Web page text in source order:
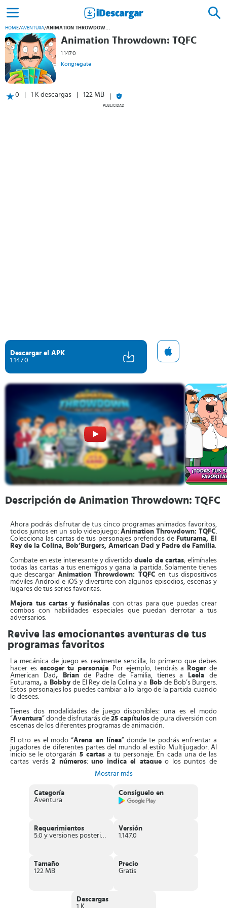
HOME/AVENTURA/ ANIMATION THROWDOWN: TQFC
Animation Throwdown: TQFC
1.147.0
Kongregate
0 1 K descargas 122 MB
PUBLICIDAD
Descargar el APK
1.147.0
Descripción de Animation Throwdown: TQFC
Ahora podrás disfrutar de tus cinco programas animados favoritos,
todos juntos en un solo videojuego: Animation Throwdown: TQFC.
Colecciona las cartas de tus personajes preferidos de Futurama, El
Rey de la Colina, Bob’Burgers, American Dad y Padre de Familia.
Combate en este interesante y divertido duelo de cartas; elimínales
todas las cartas a tus enemigos y gana la partida. Solamente tienes
que descargar Animation Throwdown: TQFC en tus dispositivos
móviles Android e iOS y divertirte con algunos episodios, escenas y
lugares de tus series favoritas.
Mejora tus cartas y fusiónalas con otras para que puedas crear
combos con habilidades especiales que puedan derrotar a tus
adversarios.
Revive las emocionantes aventuras de tus
programas favoritos
La mecánica de juego es realmente sencilla, lo primero que debes
hacer es escoger tu personaje. Por ejemplo, tendrás a Rogerde
American Dad, Briande Padre de Familia, tienes a Leelade
Futurama,a Bobbyde El Rey de la Colina y a Bobde Bob’s Burgers.
Estos personajes los puedes cambiar a lo largo de la partida cuando
lo desees.
Tienes dos modalidades de juego disponibles: una es el modo
“Aventura” donde disfrutarás de 25 capítulos de pura diversión con
escenas de los diferentes programas de animación.
El otro es el modo “Arena en línea” donde te podrás enfrentar a
jugadores de diferentes partes del mundo al estilo Multijugador. Al
inicio se le otorgarán 5 cartas a tu personaje. En cada una de las
cartas verás2 números:uno indica el ataqueo los puntos de
Adicionalmente algunas cartas poseen habilidades especiales
tales como: lahabilidad nuclear
que te permitirá ganar un punto en
que te ofrece la posibilidad de atacar en el
Cada vez que obtengas una victoria podrás ganar un cofre con
diferentes áreas, como la
que la puedes usar para comprar
elementos con dinero real si lo deseas.
puedes utilizar para ir realizando combinaciones y
puedes ir subiendo de nivel a tu personaje y desbloquear otros.
Mostrar más
Categoría
Aventura
Consíguelo en
Requerimientos
5.0 y versiones posteriores
Versión
1.147.0
Tamaño
122 MB
Precio
Gratis
Descargas
1 K